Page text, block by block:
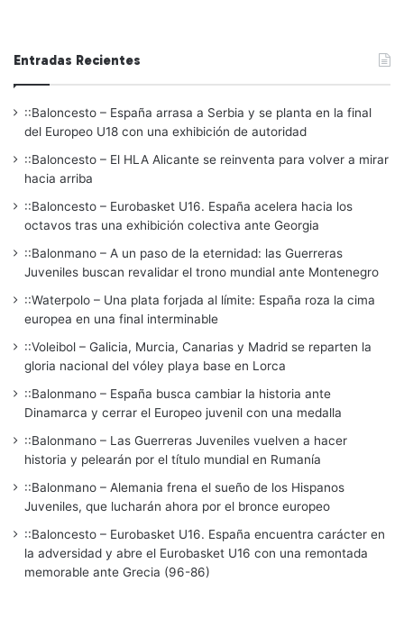
Entradas Recientes
::Baloncesto – España arrasa a Serbia y se planta en la final
del Europeo U18 con una exhibición de autoridad
::Baloncesto – El HLA Alicante se reinventa para volver a mirar
hacia arriba
::Baloncesto – Eurobasket U16. España acelera hacia los
octavos tras una exhibición colectiva ante Georgia
::Balonmano – A un paso de la eternidad: las Guerreras
Juveniles buscan revalidar el trono mundial ante Montenegro
::Waterpolo – Una plata forjada al límite: España roza la cima
europea en una final interminable
::Voleibol – Galicia, Murcia, Canarias y Madrid se reparten la
gloria nacional del vóley playa base en Lorca
::Balonmano – España busca cambiar la historia ante
Dinamarca y cerrar el Europeo juvenil con una medalla
::Balonmano – Las Guerreras Juveniles vuelven a hacer
historia y pelearán por el título mundial en Rumanía
::Balonmano – Alemania frena el sueño de los Hispanos
Juveniles, que lucharán ahora por el bronce europeo
::Baloncesto – Eurobasket U16. España encuentra carácter en
la adversidad y abre el Eurobasket U16 con una remontada
memorable ante Grecia (96-86)